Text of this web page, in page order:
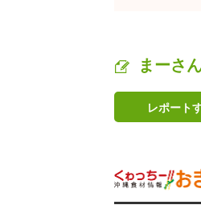
まーさ
レポート